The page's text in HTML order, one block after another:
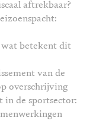
aftrekbaar?
wat betekent dit
van de
overschrijving
in de sportsector: